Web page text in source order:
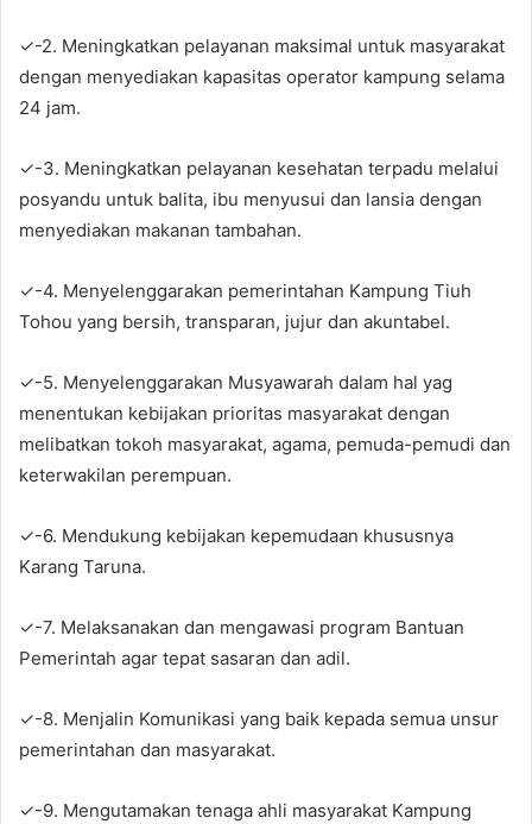
✓-2. Meningkatkan pelayanan maksimal untuk masyarakat
dengan menyediakan kapasitas operator kampung selama
24 jam.
✓-3. Meningkatkan pelayanan kesehatan terpadu melalui
posyandu untuk balita, ibu menyusui dan lansia dengan
menyediakan makanan tambahan.
✓-4. Menyelenggarakan pemerintahan Kampung Tiuh
Tohou yang bersih, transparan, jujur dan akuntabel.
✓-5. Menyelenggarakan Musyawarah dalam hal yag
menentukan kebijakan prioritas masyarakat dengan
melibatkan tokoh masyarakat, agama, pemuda-pemudi dan
keterwakilan perempuan.
✓-6. Mendukung kebijakan kepemudaan khususnya
Karang Taruna.
✓-7. Melaksanakan dan mengawasi program Bantuan
Pemerintah agar tepat sasaran dan adil.
✓-8. Menjalin Komunikasi yang baik kepada semua unsur
pemerintahan dan masyarakat.
✓-9. Mengutamakan tenaga ahli masyarakat Kampung